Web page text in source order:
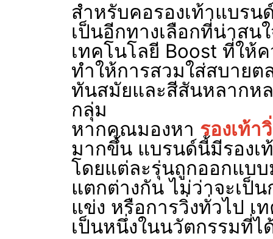
สำหรับคอรองเท้าแบร
เป็นอีกทางเลือกที่น่าสน
เทคโนโลยี Boost ที่ให้
ทำให้การสวมใส่สบาย
ทันสมัยและสีสันหลากห
กลุ่ม
หากคุณมองหา รองเท้า
มากขึ้น แบรนด์นี้มีรองเ
โดยแต่ละรุ่นถูกออกแบ
แตกต่างกัน ไม่ว่าจะเป็น
แข่ง หรือการวิ่งทั่วไป เ
เป็นหนึ่งในนวัตกรรมที่